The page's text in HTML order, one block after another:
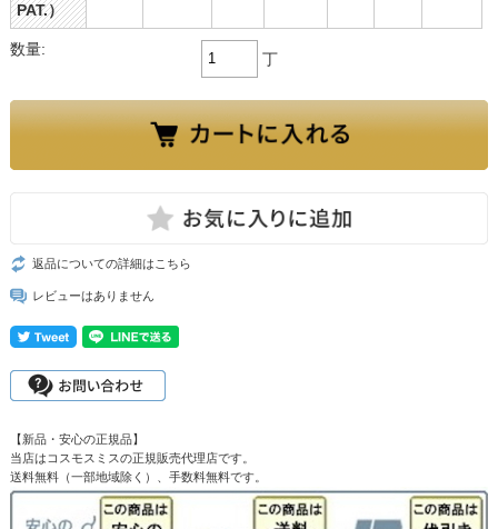
PAT.）
数量:
丁
返品についての詳細はこちら
レビューはありません
【新品・安心の正規品】
当店はコスモスミスの正規販売代理店です。
送料無料（一部地域除く）、手数料無料です。